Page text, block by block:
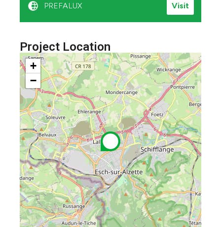
PREFALUX Visit
Project Location
+
−